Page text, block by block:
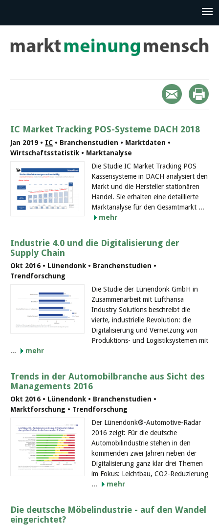
IC Market Tracking POS-Systeme DACH 2018
Jan 2019 • IC • Branchenstudien • Marktdaten •
Wirtschaftsstatistik • Marktanalyse
Die Studie IC Market Tracking POS
Kassensysteme in DACH analysiert den
Markt und die Hersteller stationären
Handel. Sie erhalten eine detaillierte
Marktanalyse für den Gesamtmarkt ...
mehr
Industrie 4.0 und die Digitalisierung der
Supply Chain
Okt 2016 • Lünendonk • Branchenstudien •
Trendforschung
Die Studie der Lünendonk GmbH in
Zusammenarbeit mit Lufthansa
Industry Solutions beschreibt die
vierte, industrielle Revolution: die
Digitalisierung und Vernetzung von
Produktions- und Logistiksystemen mit
...
mehr
Trends in der Automobilbranche aus Sicht des
Managements 2016
Okt 2016 • Lünendonk • Branchenstudien •
Marktforschung • Trendforschung
Der Lünendonk®-Automotive-Radar
2016 zeigt: Für die deutsche
Automobilindustrie stehen in den
kommenden zwei Jahren neben der
Digitalisierung ganz klar drei Themen
im Fokus: Leichtbau, CO2-Reduzierung
...
mehr
Die deutsche Möbelindustrie - auf den Wandel
eingerichtet?